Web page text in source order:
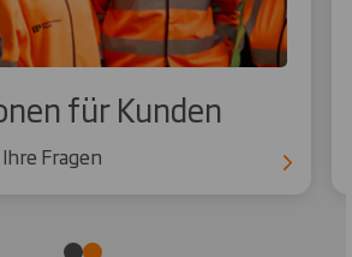
für Kunden
Fragen